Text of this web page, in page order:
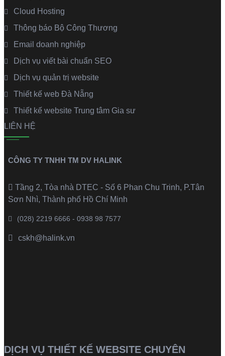
Cloud Hosting
Thông báo Bộ Công Thương
Email doanh nghiệp
Dịch vụ viết bài chuẩn SEO
Dịch vụ quản trị website
Thiết kế web Đà Nẵng
Thiết kế website Trung tâm Gia sư
LIÊN HỆ
CÔNG TY TNHH TM DV HALINK
Tầng 2, Tòa nhà DTEC - Số 6 Phan Chu Trinh, P.Tân
Sơn Nhì, Thành phố Hồ Chí Minh
(028) 2219 6666 - 0938 98 7577
cskh@halink.vn
DỊCH VỤ THIẾT KẾ WEBSITE CHUYÊN